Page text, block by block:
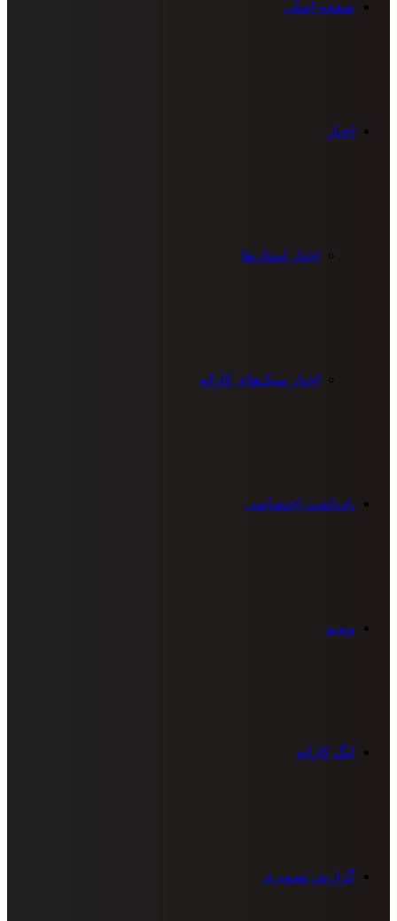
صفحه اصلی
اخبار
اخبار استان‌ها
اخبار سبک‌های کاراته
یادداشت اختصاصی
ویدیو
لیگ کاراته
گزارش تصویری